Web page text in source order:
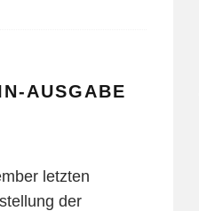
AUSGABE
letzten
der